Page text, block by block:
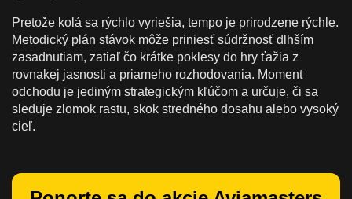
Pretože kolá sa rýchlo vyriešia, tempo je prirodzene rýchle.
Metodický plán stávok môže priniesť súdržnosť dlhším
zasadnutiam, zatiaľ čo krátke poklesy do hry ťažia z
rovnakej jasnosti a priameho rozhodovania. Moment
odchodu je jediným strategickým kľúčom a určuje, či sa
sleduje zlomok rastu, skok stredného dosahu alebo vysoký
cieľ.